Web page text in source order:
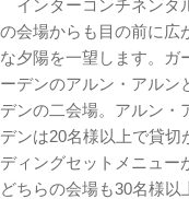
インターコンチネンタ
の会場からも目の前に広
な夕陽を一望します。ガ
ーデンのアルン・アルン
デンの二会場。アルン・
デンは20名様以上で貸切
ディングセットメニュー
どちらの会場も30名様以